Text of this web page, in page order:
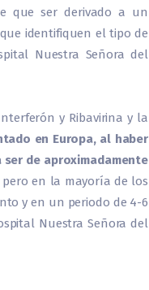
que ser derivado a un
identifiquen el tipo de
Nuestra Señora del
y Ribavirina y la
en Europa, al haber
de aproximadamente
pero en la mayoría de los
y en un periodo de 4-6
Nuestra Señora del